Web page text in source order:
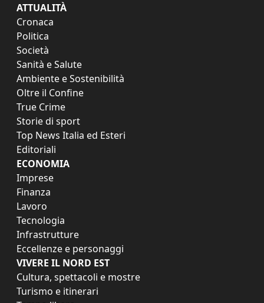
ATTUALITÀ
Cronaca
Politica
Società
Sanità e Salute
Ambiente e Sostenibilità
Oltre il Confine
True Crime
Storie di sport
Top News Italia ed Esteri
Editoriali
ECONOMIA
Imprese
Finanza
Lavoro
Tecnologia
Infrastrutture
Eccellenze e personaggi
VIVERE IL NORD EST
Cultura, spettacoli e mostre
Turismo e itinerari